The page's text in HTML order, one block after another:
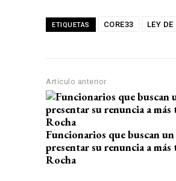
at
p
p
ce
o
k
e
ETIQUETAS CORE33 LEY
Artículo anterior
Funcionarios que buscan
presentar su renuncia a
Rocha